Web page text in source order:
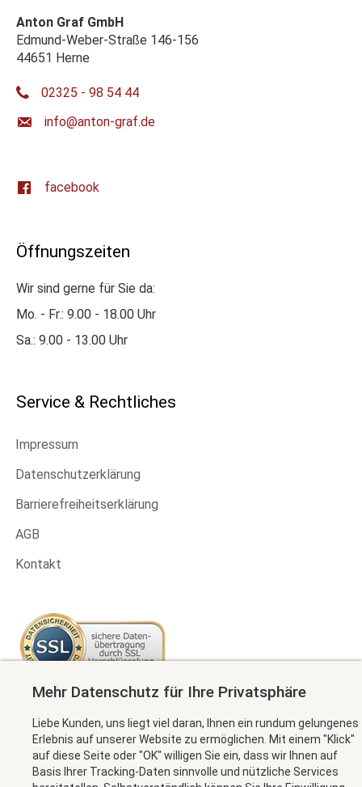
Anton Graf GmbH
Edmund-Weber-Straße 146-156
44651 Herne
02325 - 98 54 44
ed.farg-notna@ofni
facebook
Öffnungszeiten
Wir sind gerne für Sie da:
Mo. - Fr.: 9.00 - 18.00 Uhr
Sa.: 9.00 - 13.00 Uhr
Service & Rechtliches
Impressum
Datenschutzerklärung
Barrierefreiheitserklärung
AGB
Kontakt
Newsletter abonnieren
MEHR INFORMATION
Mehr Datenschutz für Ihre Privatsphäre
Liebe Kunden, uns liegt viel daran, Ihnen ein rundum gelungenes
Erlebnis auf unserer Website zu ermöglichen. Mit einem "Klick"
auf diese Seite oder "OK" willigen Sie ein, dass wir Ihnen auf
Basis Ihrer Tracking-Daten sinnvolle und nützliche Services